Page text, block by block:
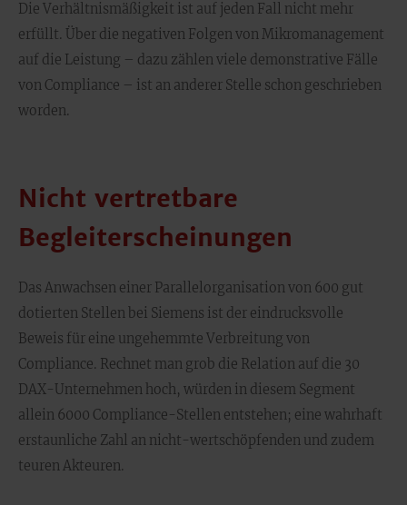
Die Verhältnismäßigkeit ist auf jeden Fall nicht mehr
erfüllt. Über die negativen Folgen von Mikromanagement
auf die Leistung – dazu zählen viele demonstrative Fälle
von Compliance – ist an anderer Stelle schon geschrieben
worden.
Nicht vertretbare
Begleiterscheinungen
Das Anwachsen einer Parallelorganisation von 600 gut
dotierten Stellen bei Siemens ist der eindrucksvolle
Beweis für eine ungehemmte Verbreitung von
Compliance. Rechnet man grob die Relation auf die 30
DAX-Unternehmen hoch, würden in diesem Segment
allein 6000 Compliance-Stellen entstehen; eine wahrhaft
erstaunliche Zahl an nicht-wertschöpfenden und zudem
teuren Akteuren.